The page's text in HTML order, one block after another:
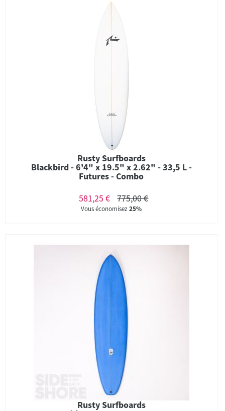
Rusty Surfboards
Blackbird - 6'4" x 19.5" x 2.62" - 33,5 L -
Futures - Combo
581,25 €
775,00 €
Vous économisez25%
Rusty Surfboards